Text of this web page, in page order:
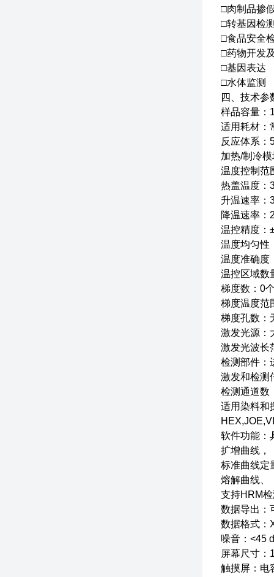
□肉制品掺
□转基因检
□食品安全
□药物开发
□基因表达
□水体监测
四、技术参
样品容量：
适用耗材：
反应体系：
加热/制冷
温度控制范
热盖温度
升温速率
降温速率
温控精度：
温度均匀性
温度准确
温控区域数
梯度数：0
梯度温度范
梯度孔数：
激发光源：
激发光波长
检测部件：
激发和检测
检测通道数
适用染料和
软件功能：
扩增曲线，
标准曲线定
熔解曲线、
支持HRM
数据导出：
数据格式：
噪音：<45
屏幕尺寸：
触摸屏：电